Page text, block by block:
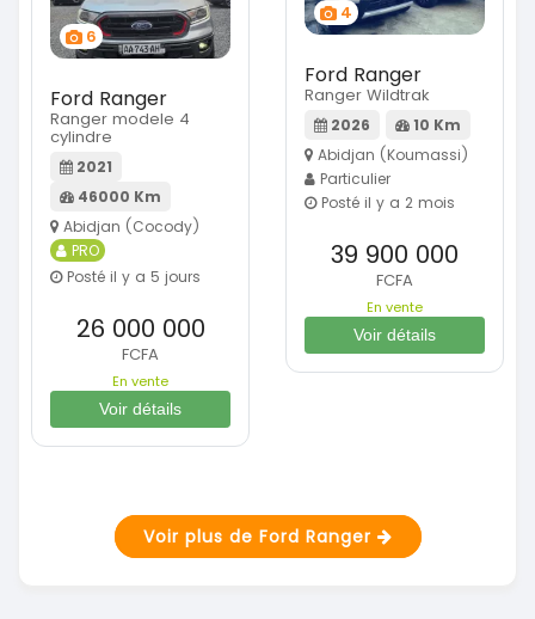
6
Ford Ranger
Ranger modele 4
cylindre
2021
46000 Km
Abidjan (Cocody)
PRO
Posté il y a 5 jours
26 000 000
FCFA
En vente
Voir détails
4
Ford Ranger
Ranger Wildtrak
2026
10 Km
Abidjan (Koumassi)
Particulier
Posté il y a 2 mois
39 900 000
FCFA
En vente
Voir détails
Voir plus de Ford Ranger